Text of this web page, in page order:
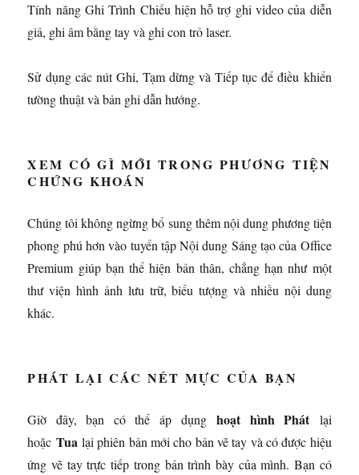
Tính năng Ghi Trình Chiếu hiện hỗ trợ ghi video của diễn
giả, ghi âm bằng tay và ghi con trỏ laser.
Sử dụng các nút Ghi, Tạm dừng và Tiếp tục để điều khiển
tường thuật và bản ghi dẫn hướng.
XEM CÓ GÌ MỚI TRONG PHƯƠNG TIỆN
CHỨNG KHOÁN
Chúng tôi không ngừng bổ sung thêm nội dung phương tiện
phong phú hơn vào tuyển tập Nội dung Sáng tạo của Office
Premium giúp bạn thể hiện bản thân, chẳng hạn như một
thư viện hình ảnh lưu trữ, biểu tượng và nhiều nội dung
khác.
PHÁT LẠI CÁC NÉT MỰC CỦA BẠN
Giờ đây, bạn có thể áp dụnghoạt hình Phátlại
hoặc Tualại phiên bản mới cho bản vẽ tay và có được hiệu
ứng vẽ tay trực tiếp trong bản trình bày của mình. Bạn có